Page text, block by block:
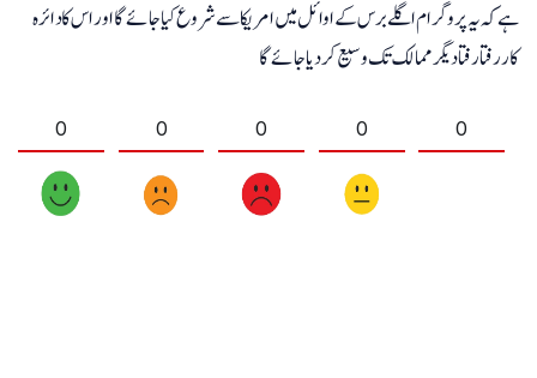
ہے کہ یہ پروگرام اگلے برس کے اوائل میں امریکا سے شروع کیا جائے گا اور اس کا دائرہ
کار رفتا رفتا دیگر ممالک تک وسیع کردیا جائے گا
0 0 0 0 0